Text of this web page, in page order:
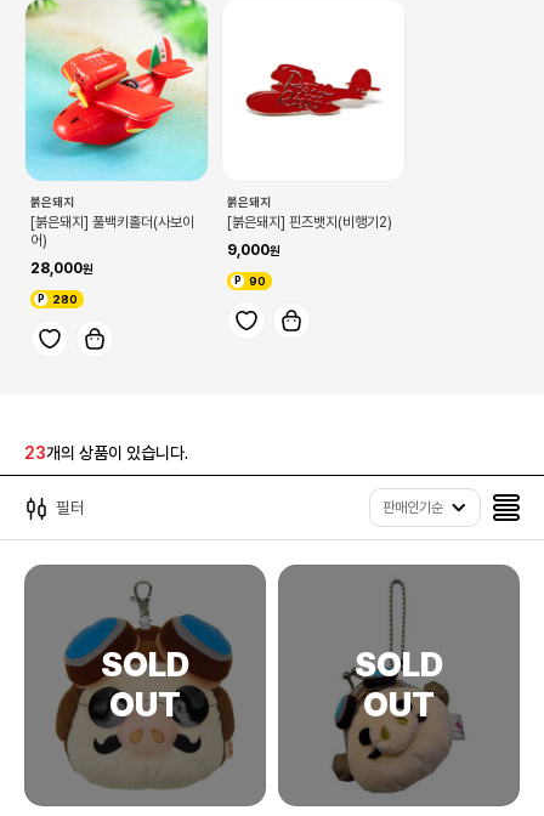
붉은돼지
[붉은돼지] 풀백키홀더(사보이
어)
28,000
280
붉은돼지
[붉은돼지] 핀즈뱃지(비행기2)
9,000
90
23개의 상품이 있습니다.
필터 판매인기순